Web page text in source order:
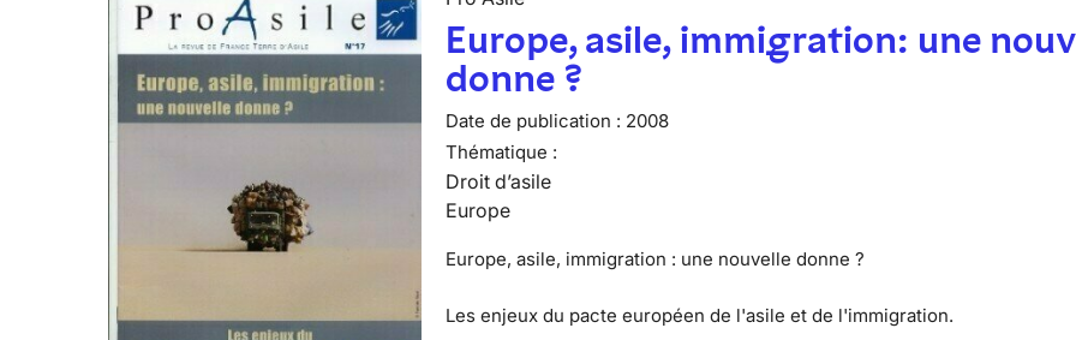
Europe, asile, immigration: une
donne ?
Date de publication : 2008
Thématique :
Droit d’asile
Europe
Europe, asile, immigration : une nouvelle donne ?
Les enjeux du pacte européen de l'asile et de l'immigration.